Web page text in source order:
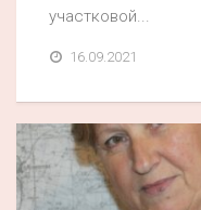
участковой...
16.09.2021